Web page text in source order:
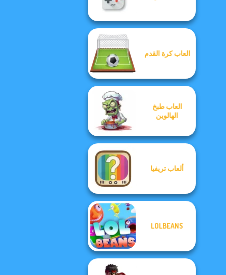
العاب كرة القدم
العاب طبخ
الهالوين
ألعاب تريفيا
LOLBEANS